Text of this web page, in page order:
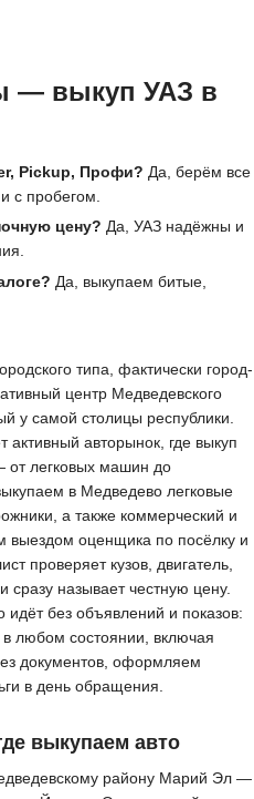
— выкуп УАЗ в
Pickup, Профи? Да, берём все
с пробегом.
цену? Да, УАЗ надёжны и
Да, выкупаем битые,
типа, фактически город-
центр Медведевского
у самой столицы республики.
авторынок, где выкуп
от легковых машин до
в Медведево легковые
а также коммерческий и
выездом оценщика по посёлку и
проверяет кузов, двигатель,
называет честную цену.
без объявлений и показов:
любом состоянии, включая
документов, оформляем
в день обращения.
выкупаем авто
району Марий Эл —